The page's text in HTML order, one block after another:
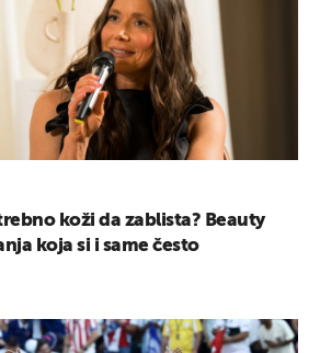
koži da zablista? Beauty
koja si i same često